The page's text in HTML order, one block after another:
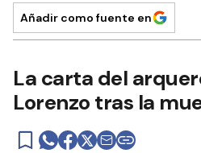
Añadir como fuente en
La carta del
Lorenzo tras la